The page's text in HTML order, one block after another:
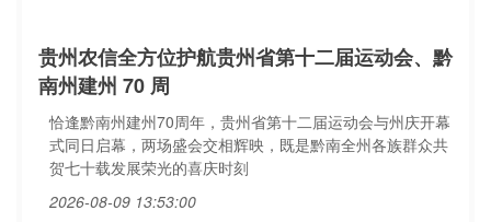
贵州农信全方位护航贵州省第十二届运动会、黔
南州建州 70 周
恰逢黔南州建州70周年，贵州省第十二届运动会与州庆开幕
式同日启幕，两场盛会交相辉映，既是黔南全州各族群众共
贺七十载发展荣光的喜庆时刻
2026-08-09 13:53:00